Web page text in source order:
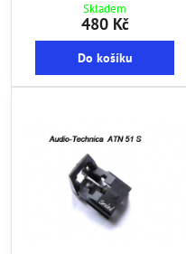
Skladem
480 Kč
Do košíku